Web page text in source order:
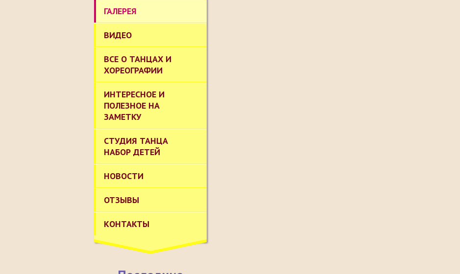
ГАЛЕРЕЯ
ВИДЕО
ВСЕ О ТАНЦАХ И
ХОРЕОГРАФИИ
ИНТЕРЕСНОЕ И
ПОЛЕЗНОЕ НА
ЗАМЕТКУ
СТУДИЯ ТАНЦА
НАБОР ДЕТЕЙ
НОВОСТИ
ОТЗЫВЫ
КОНТАКТЫ